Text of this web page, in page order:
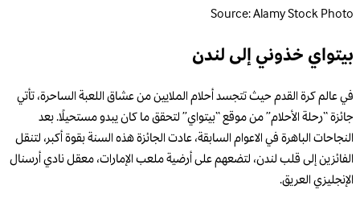
Source: Alamy Stock Photo
بيتواي خذوني إلى لندن
في عالم كرة القدم حيث تتجسد أحلام الملايين من عشاق اللعبة الساحرة، تأتي
جائزة “رحلة الأحلام” من موقع “بيتواي” لتحقق ما كان يبدو مستحيلًا. بعد
النجاحات الباهرة في الاعوام السابقة، عادت الجائزة هذه السنة بقوة أكبر، لتنقل
الفائزين إلى قلب لندن، لتضعهم على أرضية ملعب الإمارات، معقل نادي أرسنال
الإنجليزي العريق.